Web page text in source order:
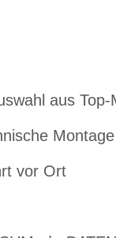
aus Top-
Montage
vor Ort